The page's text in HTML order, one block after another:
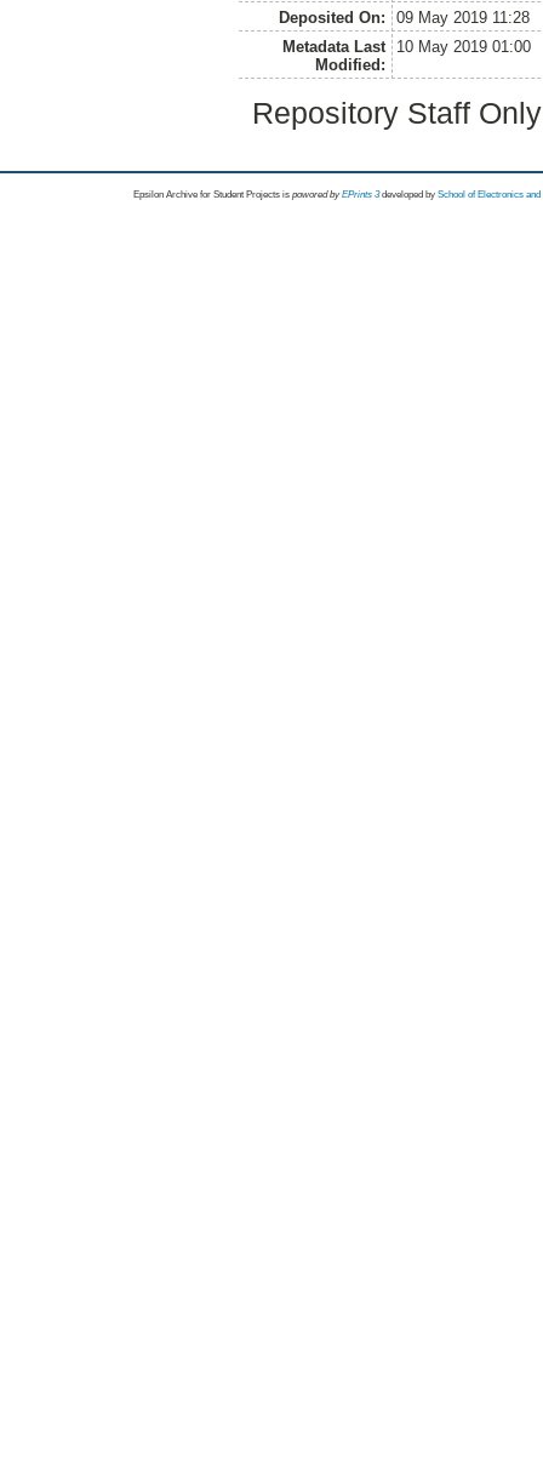
Deposited On:
09 May 2019 11:28
Metadata Last
Modified:
10 May 2019 01:00
Repository Staff
Epsilon Archive for Student Projects is powored byEPrints 3 developed by School of Electronics